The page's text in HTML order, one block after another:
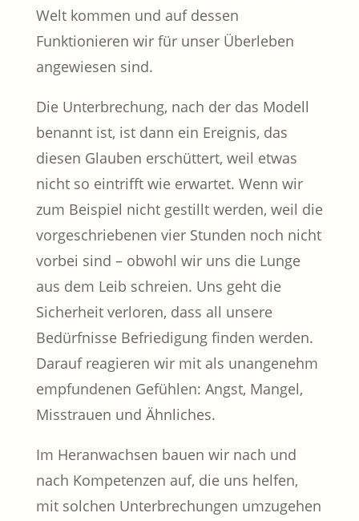
Welt kommen und auf dessen
Funktionieren wir für unser Überleben
angewiesen sind.
Die Unterbrechung, nach der das Modell
benannt ist, ist dann ein Ereignis, das
diesen Glauben erschüttert, weil etwas
nicht so eintrifft wie erwartet. Wenn wir
zum Beispiel nicht gestillt werden, weil die
vorgeschriebenen vier Stunden noch nicht
vorbei sind – obwohl wir uns die Lunge
aus dem Leib schreien. Uns geht die
Sicherheit verloren, dass all unsere
Bedürfnisse Befriedigung finden werden.
Darauf reagieren wir mit als unangenehm
empfundenen Gefühlen: Angst, Mangel,
Misstrauen und Ähnliches.
Im Heranwachsen bauen wir nach und
nach Kompetenzen auf, die uns helfen,
mit solchen Unterbrechungen umzugehen